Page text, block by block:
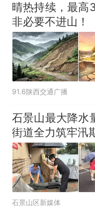
晴热持续，最
非必要不进山！
91.6陕西交通广播
石景山最大降水
街道全力筑牢汛
石景山区新媒体